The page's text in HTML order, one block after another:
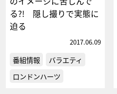
る?! 隠し撮りで実態に
迫る
2017.06.09
番組情報
バラエティ
ロンドンハーツ